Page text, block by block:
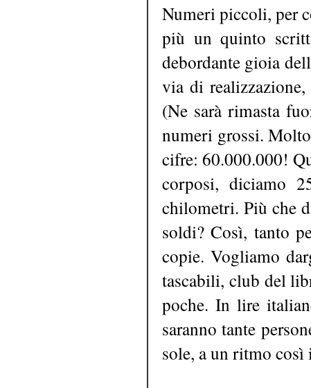
Numeri piccoli, per
più un quinto
debordante gioia
via di
(Ne sarà rimasta
numeri grossi.
cifre: 60.000.000!
corposi, diciamo
chilometri. Più che
soldi? Così, tanto
copie. Vogliamo
tascabili, club del
poche. In lire
saranno tante
sole, a un ritmo